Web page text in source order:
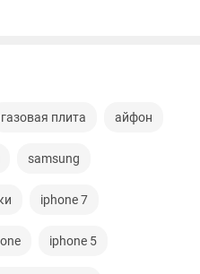
газовая плита айфон
samsung
iphone 7
iphone 5